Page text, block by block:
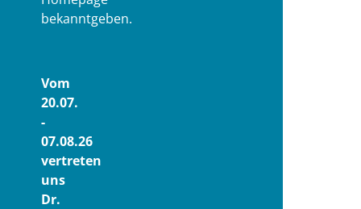
bekanntgeben.
Vom
20.07.
-
07.08.26
vertreten
uns
Dr.